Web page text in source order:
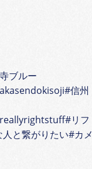
ブルー
信州
リフ
と繋がりたい#カメ